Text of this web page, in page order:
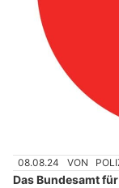
08.08.24 VON
Das Bundesamt